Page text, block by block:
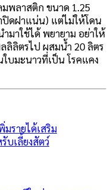
มพลาสติก ขนาด 1.25
ปิดฝาแน่น) แต่ไม่ให้โดน
มาใช้ได้ พยายาม อย่าให้
ลิลิตรไป ผสมน้ำ 20 ลิตร
บมะนาวที่เป็น โรคแคง
มรายได้เสริม
บเลี้ยงสัตว์